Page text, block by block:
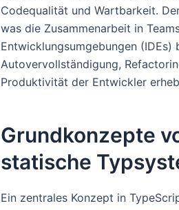
Codequalität und Wartbarkeit.
was die Zusammenarbeit in
Entwicklungsumgebungen
Autovervollständigung,
Produktivität der Entwickler
Grundkonzepte
statische
Ein zentrales Konzept in